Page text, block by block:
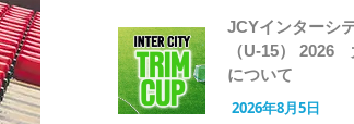
JCYインターシ
（U-15） 2026
について
2026年8月5日